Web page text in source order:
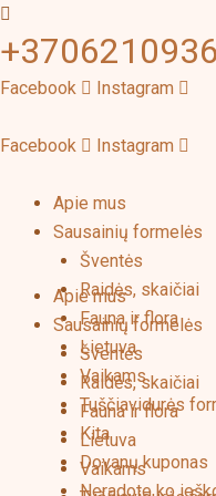
Pereiti
prie
turinio
Facebook
Instagram
Facebook
Instagram
Apie mus
Sausainių formelės
Šventės
Raidės, skaičiai
Fauna ir flora
Lietuva
Vaikams
Tuščiavidurės
Kita
Dovanų kuponas
Neradote ko
Apie mus
Sausainių formelės
Šventės
Raidės, skaičiai
Fauna ir flora
Lietuva
Vaikams